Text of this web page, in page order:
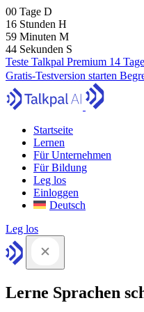
00 Tage D
16 Stunden H
59 Minuten M
43 Sekunden S
Teste Talkpal Premium 14
Gratis-Testversion starten
Startseite
Lernen
Für Unternehmen
Für Bildung
Leg los
Einloggen
Deutsch
Leg los
Lerne Sprachen